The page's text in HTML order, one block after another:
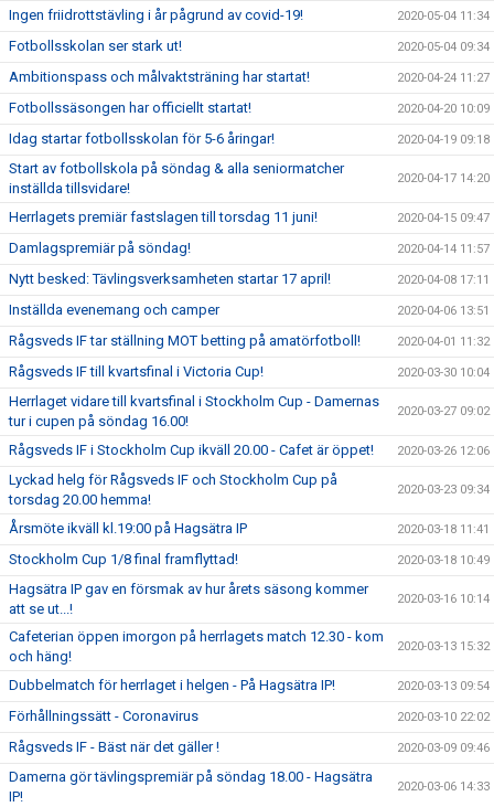
Ingen friidrottstävling i år pågrund av covid-19! 2020-05-04 11:34
Fotbollsskolan ser stark ut! 2020-05-04 09:34
Ambitionspass och målvaktsträning har startat! 2020-04-24 11:27
Fotbollssäsongen har officiellt startat! 2020-04-20 10:09
Idag startar fotbollsskolan för 5-6 åringar! 2020-04-19 09:18
Start av fotbollskola på söndag & alla seniormatcher
inställda tillsvidare!
2020-04-17 14:20
Herrlagets premiär fastslagen till torsdag 11 juni! 2020-04-15 09:47
Damlagspremiär på söndag! 2020-04-14 11:57
Nytt besked: Tävlingsverksamheten startar 17 april! 2020-04-08 17:11
Inställda evenemang och camper 2020-04-06 13:51
Rågsveds IF tar ställning MOT betting på amatörfotboll! 2020-04-01 11:32
Rågsveds IF till kvartsfinal i Victoria Cup! 2020-03-30 10:04
Herrlaget vidare till kvartsfinal i Stockholm Cup - Damernas
tur i cupen på söndag 16.00!
2020-03-27 09:02
Rågsveds IF i Stockholm Cup ikväll 20.00 - Cafet är öppet! 2020-03-26 12:06
Lyckad helg för Rågsveds IF och Stockholm Cup på
torsdag 20.00 hemma!
2020-03-23 09:34
Årsmöte ikväll kl.19:00 på Hagsätra IP 2020-03-18 11:41
Stockholm Cup 1/8 final framflyttad! 2020-03-18 10:49
Hagsätra IP gav en försmak av hur årets säsong kommer
att se ut...!
2020-03-16 10:14
Cafeterian öppen imorgon på herrlagets match 12.30 - kom
och häng!
2020-03-13 15:32
Dubbelmatch för herrlaget i helgen - På Hagsätra IP! 2020-03-13 09:54
Förhållningssätt - Coronavirus 2020-03-10 22:02
Rågsveds IF - Bäst när det gäller ! 2020-03-09 09:46
Damerna gör tävlingspremiär på söndag 18.00 - Hagsätra
IP!
2020-03-06 14:33